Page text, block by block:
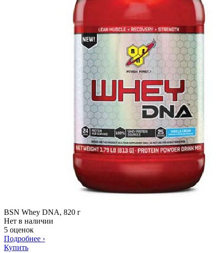
BSN Whey DNA, 820 г
Нет в наличии
5 оценок
Подробнее ›
Купить